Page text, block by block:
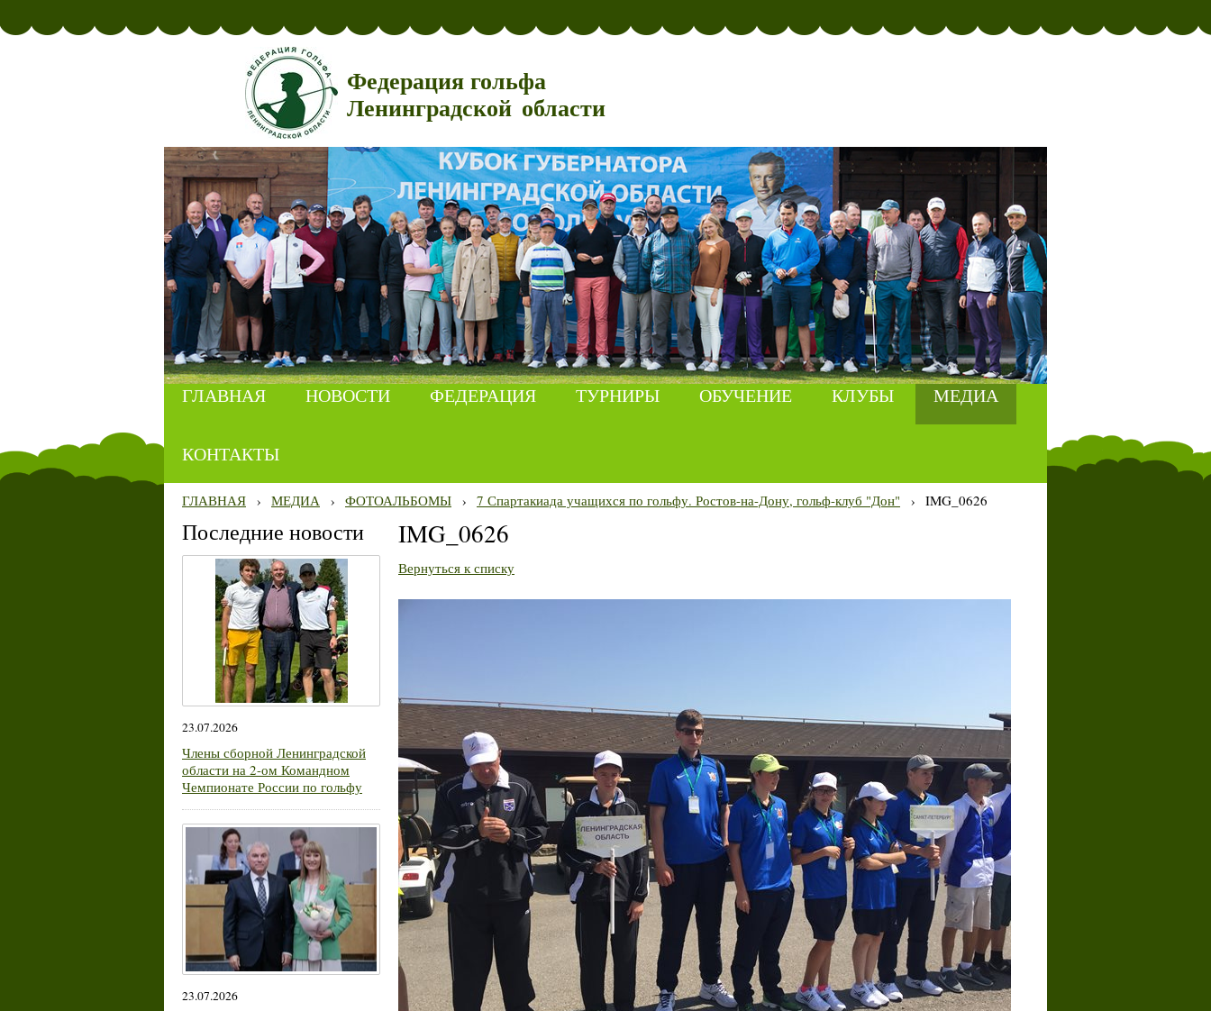
Федерация гольфа
Ленинградской области
ГЛАВНАЯ НОВОСТИ ФЕДЕРАЦИЯ ТУРНИРЫ ОБУЧЕНИЕ КЛУБЫ МЕДИА
КОНТАКТЫ
ГЛАВНАЯ › МЕДИА › ФОТОАЛЬБОМЫ › 7 Спартакиада учащихся по гольфу. Ростов-на-Дону, гольф-клуб "Дон" › IMG_0626
Последние новости
23.07.2026
Члены сборной Ленинградской
области на 2-ом Командном
Чемпионате России по гольфу
23.07.2026
IMG_0626
Вернуться к списку